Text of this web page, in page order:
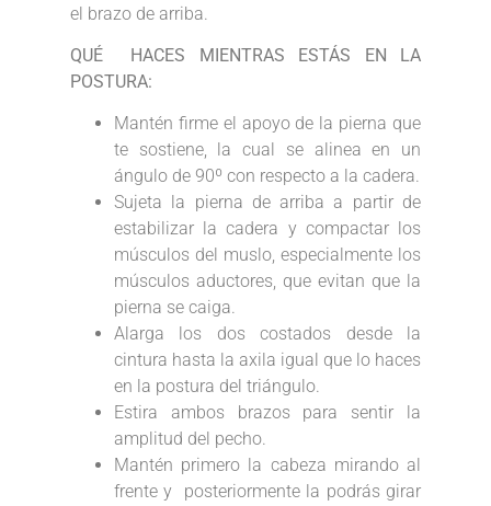
el brazo de arriba.
QUÉ HACES MIENTRAS ESTÁS EN LA
POSTURA:
Mantén firme el apoyo de la pierna que
te sostiene, la cual se alinea en un
ángulo de 90º con respecto a la cadera.
Sujeta la pierna de arriba a partir de
estabilizar la cadera y compactar los
músculos del muslo, especialmente los
músculos aductores, que evitan que la
pierna se caiga.
Alarga los dos costados desde la
cintura hasta la axila igual que lo haces
en la postura del triángulo.
Estira ambos brazos para sentir la
amplitud del pecho.
Mantén primero la cabeza mirando al
frente y posteriormente la podrás girar